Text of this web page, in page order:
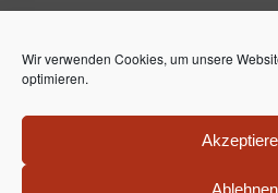
Wir verwenden Cookies, um unsere
optimieren.
Ablehnen
Ela van de Maan / Lea
Bücher